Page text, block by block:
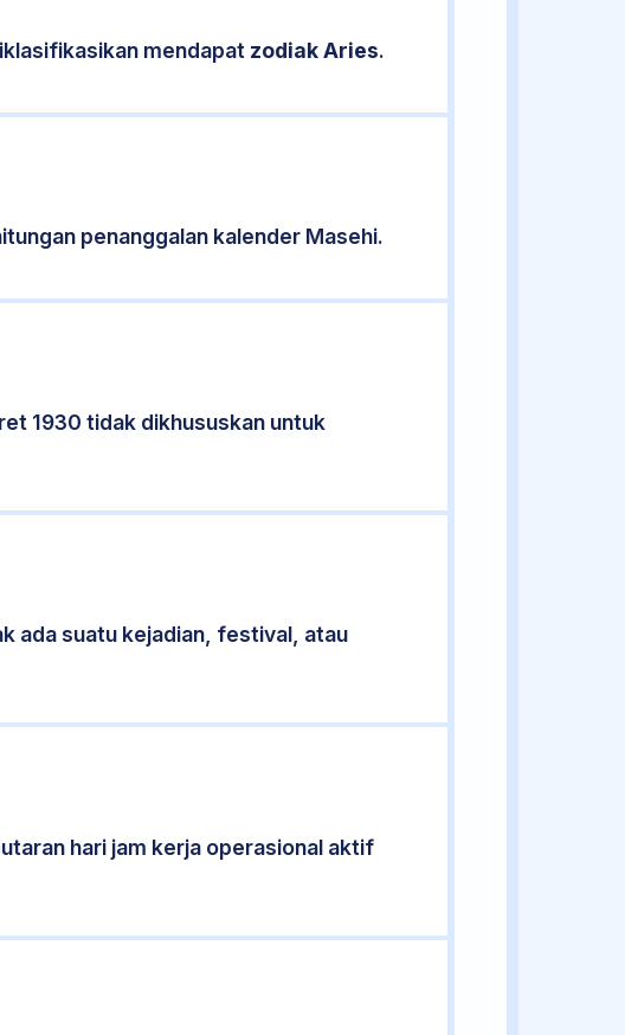
mendapat zodiak Aries.
penanggalan kalender Masehi.
1930 tidak dikhususkan untuk
ada suatu kejadian, festival, atau
hari jam kerja operasional aktif